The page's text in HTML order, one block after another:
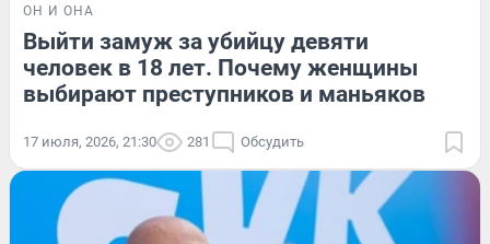
ОН И ОНА
Выйти замуж за убийцу девяти
человек в 18 лет. Почему женщины
выбирают преступников и маньяков
17 июля, 2026, 21:30 281 Обсудить